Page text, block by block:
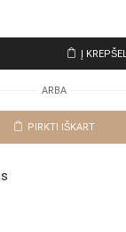
Į
ARBA
PIRKTI IŠKART